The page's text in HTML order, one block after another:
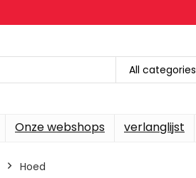
All categories
Onze webshops verlanglijst
Hoed